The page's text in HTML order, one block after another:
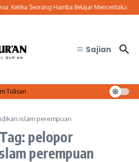
Ketika Seorang Hamba Belajar Menceritakan
Sajian
Tulisan
islam perempuan
pelopor
perempuan